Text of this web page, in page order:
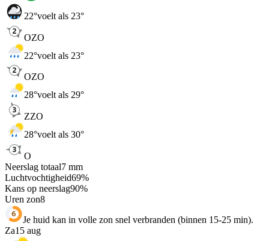
22°voelt als 23°
OZO
22°voelt als 23°
OZO
28°voelt als 29°
ZZO
28°voelt als 30°
O
Neerslag totaal7 mm
Luchtvochtigheid69%
Kans op neerslag90%
Uren zon8
Je huid kan in volle zon snel verbranden (binnen 15-25 min).
Za15 aug